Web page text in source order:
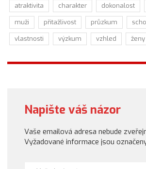
atraktivita charakter dokonalost
muži
přitažlivost průzkum
vlastnosti
výzkum vzhled ženy
Napište váš názor
Vaše emailová adresa nebude
Vyžadované informace jsou